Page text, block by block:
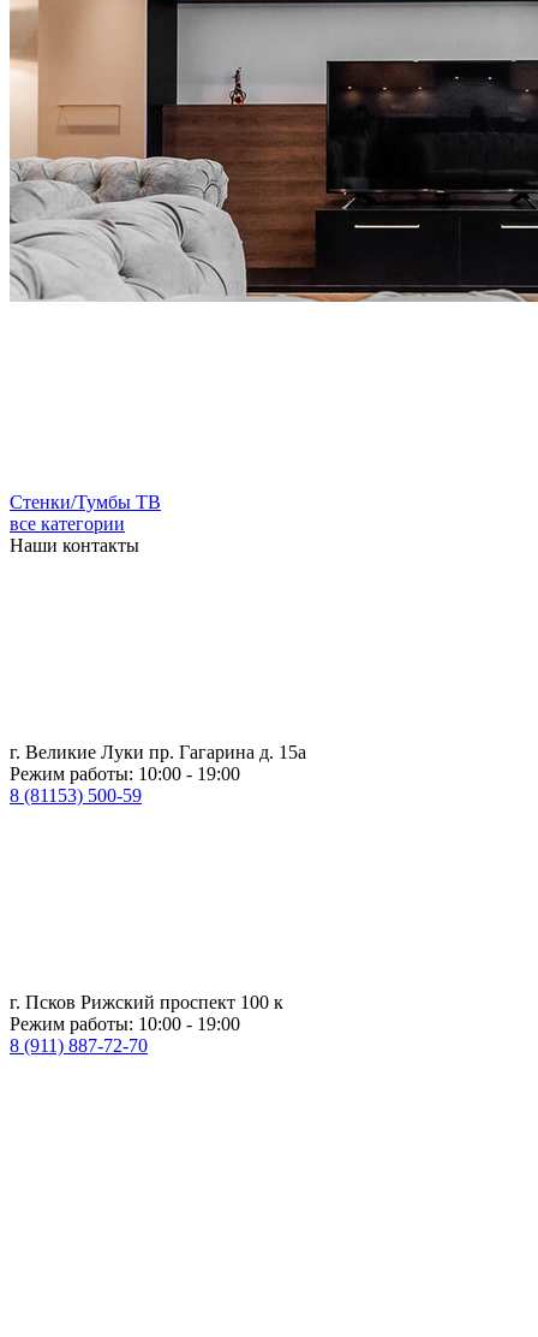
Стенки/Тумбы ТВ
все категории
Наши контакты
г. Великие Луки пр. Гагарина д. 15а
Режим работы: 10:00 - 19:00
8 (81153) 500-59
г. Псков Рижский проспект 100 к
Режим работы: 10:00 - 19:00
8 (911) 887-72-70